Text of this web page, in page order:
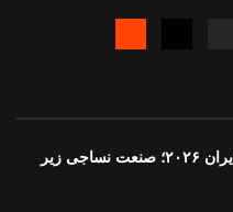
بحران پارچه در ایران ۲۰۲۶؛ صنعت نساجی زیر